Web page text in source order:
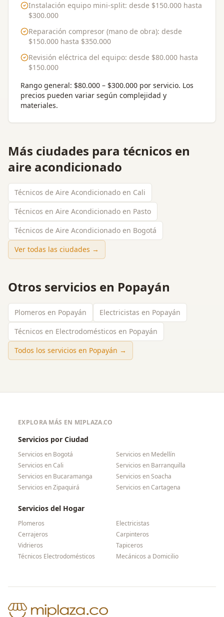
Instalación equipo mini-split: desde $150.000 hasta
$300.000
Reparación compresor (mano de obra): desde
$150.000 hasta $350.000
Revisión eléctrica del equipo: desde $80.000 hasta
$150.000
Rango general: $80.000 – $300.000 por servicio. Los
precios pueden variar según complejidad y
materiales.
Más ciudades para técnicos en
aire acondicionado
Técnicos de Aire Acondicionado en Cali
Técnicos en Aire Acondicionado en Pasto
Técnicos de Aire Acondicionado en Bogotá
Ver todas las ciudades →
Otros servicios en Popayán
Plomeros en Popayán
Electricistas en Popayán
Técnicos en Electrodomésticos en Popayán
Todos los servicios en Popayán →
EXPLORA MÁS EN MIPLAZA.CO
Servicios por Ciudad
Servicios en Bogotá Servicios en Medellín
Servicios enCali Servicios en Barranquilla
Servicios en Bucaramanga Servicios enSoacha
Servicios enZipaquirá Servicios enCartagena
Servicios del Hogar
Plomeros
Electricistas
Cerrajeros
Carpinteros
Vidrieros
Tapiceros
Técnicos Electrodomésticos
Mecánicos a Domicilio